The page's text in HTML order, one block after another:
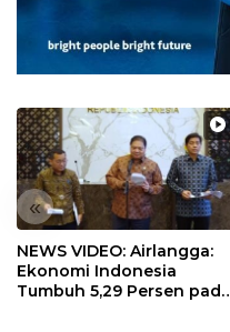
«
NEWS VIDEO: Airlangga:
Ekonomi Indonesia
Tumbuh 5,29 Persen pada